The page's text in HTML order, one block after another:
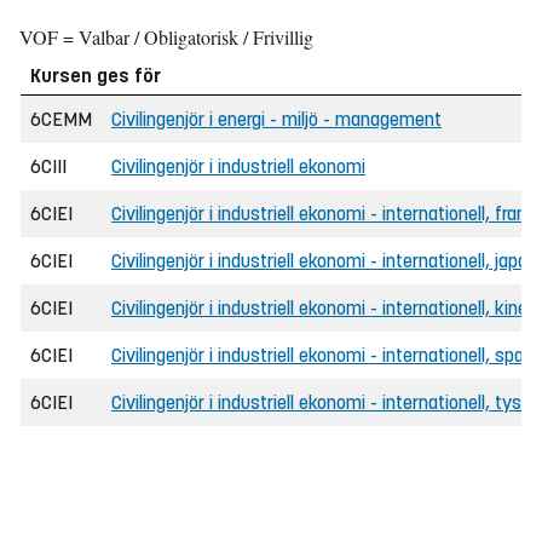
VOF = Valbar / Obligatorisk / Frivillig
Kursen ges för
6CEMM
Civilingenjör i energi - miljö - management
6CIII Civilingenjör i industriell ekonomi
6CIEI Civilingenjör i industriell ekonomi - internationell,
6CIEI Civilingenjör i industriell ekonomi - internationell,
6CIEI Civilingenjör i industriell ekonomi - internationell,
6CIEI Civilingenjör i industriell ekonomi - internationell,
6CIEI Civilingenjör i industriell ekonomi - internationell, tyska